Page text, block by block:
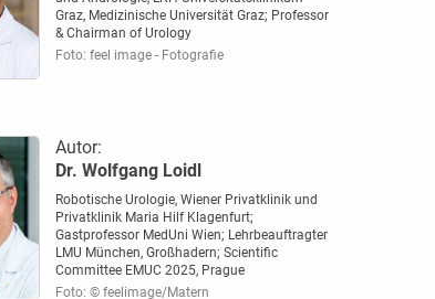
Graz, Medizinische Universität Graz; Professor
& Chairman of Urology
Foto: feel image - Fotografie
Autor:
Dr. Wolfgang Loidl
Robotische Urologie, Wiener Privatklinik und
Privatklinik Maria Hilf Klagenfurt;
Gastprofessor MedUni Wien; Lehrbeauftragter
LMU München, Großhadern; Scientific
Committee EMUC 2025, Prague
Foto: © feelimage/Matern